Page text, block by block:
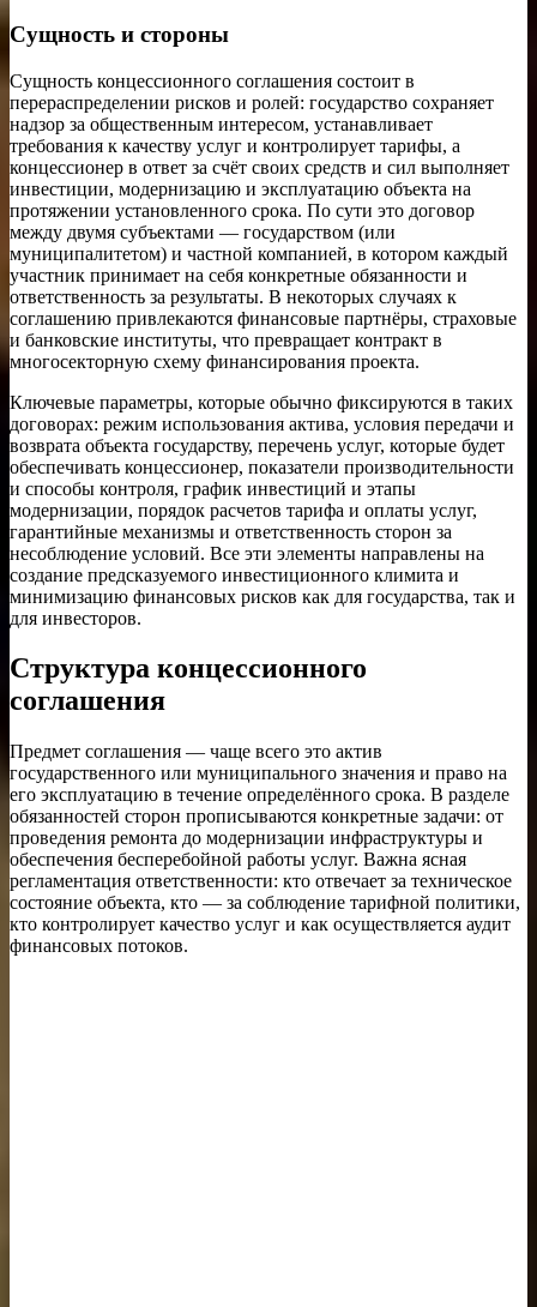
Сущность и стороны
Сущность концессионного соглашения состоит в
перераспределении рисков и ролей: государство сохраняет
надзор за общественным интересом, устанавливает
требования к качеству услуг и контролирует тарифы, а
концессионер в ответ за счёт своих средств и сил выполняет
инвестиции, модернизацию и эксплуатацию объекта на
протяжении установленного срока. По сути это договор
между двумя субъектами — государством (или
муниципалитетом) и частной компанией, в котором каждый
участник принимает на себя конкретные обязанности и
ответственность за результаты. В некоторых случаях к
соглашению привлекаются финансовые партнёры, страховые
и банковские институты, что превращает контракт в
многосекторную схему финансирования проекта.
Ключевые параметры, которые обычно фиксируются в таких
договорах: режим использования актива, условия передачи и
возврата объекта государству, перечень услуг, которые будет
обеспечивать концессионер, показатели производительности
и способы контроля, график инвестиций и этапы
модернизации, порядок расчетов тарифа и оплаты услуг,
гарантийные механизмы и ответственность сторон за
несоблюдение условий. Все эти элементы направлены на
создание предсказуемого инвестиционного климита и
минимизацию финансовых рисков как для государства, так и
для инвесторов.
Структура концессионного
соглашения
Предмет соглашения — чаще всего это актив
государственного или муниципального значения и право на
его эксплуатацию в течение определённого срока. В разделе
обязанностей сторон прописываются конкретные задачи: от
проведения ремонта до модернизации инфраструктуры и
обеспечения бесперебойной работы услуг. Важна ясная
регламентация ответственности: кто отвечает за техническое
состояние объекта, кто — за соблюдение тарифной политики,
кто контролирует качество услуг и как осуществляется аудит
финансовых потоков.